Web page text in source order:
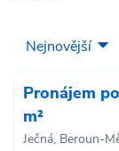
Pronájem
m²
Ječná, Beroun-